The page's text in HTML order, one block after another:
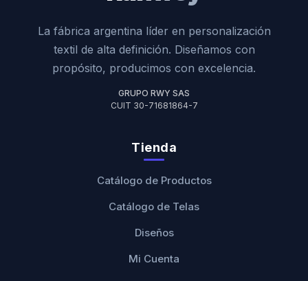
La fábrica argentina líder en personalización
textil de alta definición. Diseñamos con
propósito, producimos con excelencia.
GRUPO RWY SAS
CUIT 30-71681864-7
Tienda
Catálogo de Productos
Catálogo de Telas
Diseños
Mi Cuenta